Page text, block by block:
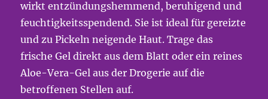
wirkt entzündungshemmend, beruhigend und
feuchtigkeitsspendend. Sie ist ideal für gereizte
und zu Pickeln neigende Haut. Trage das
frische Gel direkt aus dem Blatt oder ein reines
Aloe-Vera-Gel aus der Drogerie auf die
betroffenen Stellen auf.